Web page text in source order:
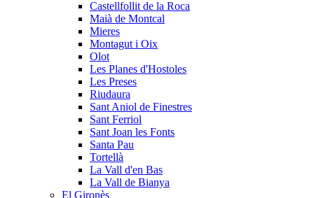
Castellfollit de la Roca
Maià de Montcal
Mieres
Montagut i Oix
Olot
Les Planes d'Hostoles
Les Preses
Riudaura
Sant Aniol de Finestres
Sant Ferriol
Sant Joan les Fonts
Santa Pau
Tortellà
La Vall d'en Bas
La Vall de Bianya
El Gironès